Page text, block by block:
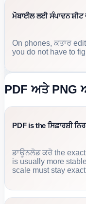
ਮੋਬਾਈਲ ਲਈ ਸੰਪਾਦਨ ਸ਼ੀਟ
On phones, ਕਤਾਰ
you do not have to
PDF ਅਤੇ PNG
PDF is the ਸਿਫ਼ਾਰਸ਼ੀ
ਡਾਊਨਲੋਡ ਕਰੋ the
is usually more
scale must stay